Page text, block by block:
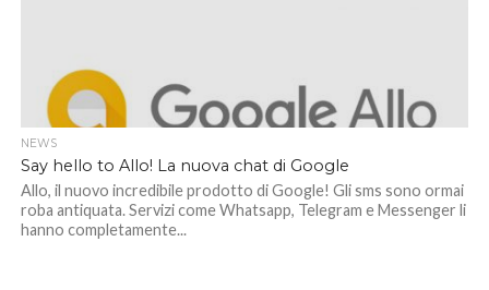
NEWS
Say hello to Allo! La nuova chat di Google
Allo, il nuovo incredibile prodotto di Google! Gli sms sono ormai
roba antiquata. Servizi come Whatsapp, Telegram e Messenger li
hanno completamente...